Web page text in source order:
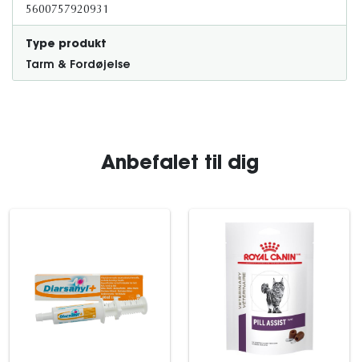
5600757920931
Type produkt
Tarm & Fordøjelse
Anbefalet til dig